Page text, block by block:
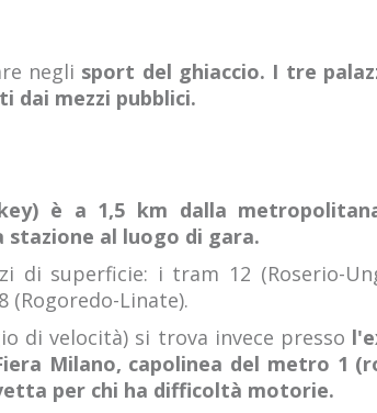
negli sport del ghiaccio. I tre
dai mezzi pubblici.
è a 1,5 km dalla
stazione al luogo di gara.
di superficie: i tram 12 (Roserio-
(Rogoredo-Linate).
di velocità) si trova invece presso
Milano, capolinea del metro 1
per chi ha difficoltà motorie.